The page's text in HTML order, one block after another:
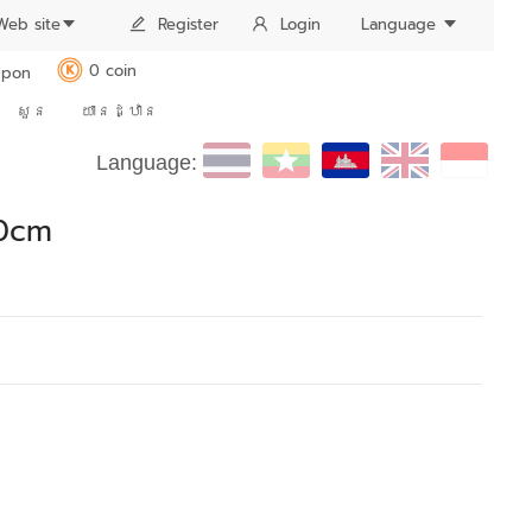
site Register Login Language
K
0 coin
សួន
យានដ្ឋាន
Language: